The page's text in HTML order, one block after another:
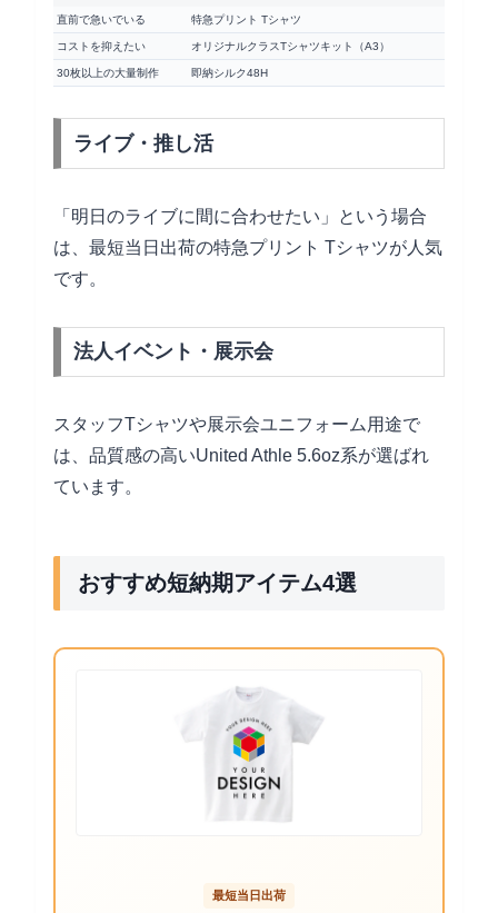
直前で急いでいる 特急プリント Tシャツ
コストを抑えたい オリジナルクラスTシャツキット（A3）
30枚以上の大量制作 即納シルク48H
ライブ・推し活
「明日のライブに間に合わせたい」という場合
は、最短当日出荷の特急プリント Tシャツが人気
です。
法人イベント・展示会
スタッフTシャツや展示会ユニフォーム用途で
は、品質感の高いUnited Athle 5.6oz系が選ばれ
ています。
おすすめ短納期アイテム4選
最短当日出荷